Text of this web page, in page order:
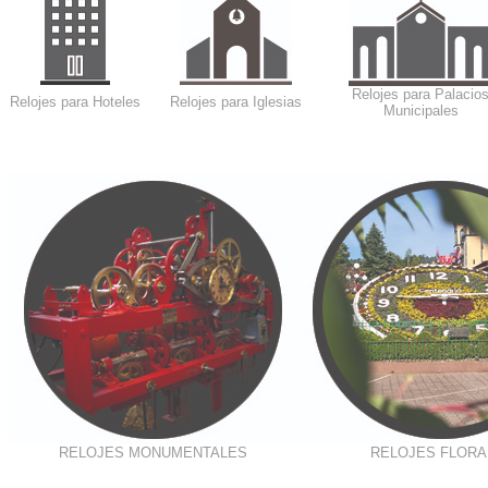
Relojes para Hoteles Relojes para Iglesias
Relojes para Palacios
Municipales
RELOJES MONUMENTALES RELOJES